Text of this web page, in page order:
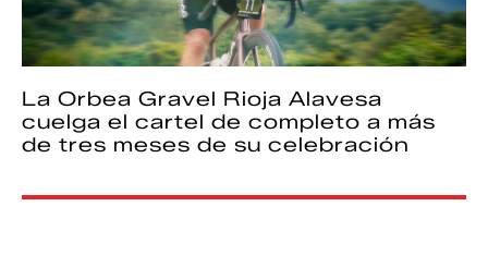
La Orbea Gravel Rioja Alavesa
cuelga el cartel de completo a más
de tres meses de su celebración